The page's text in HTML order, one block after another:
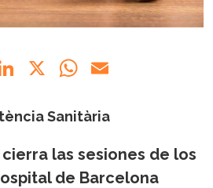
LinkedIn
X WhatsApp
Sanitària
las sesiones de los
de Barcelona